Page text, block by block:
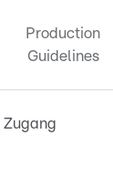
Production
Guidelines
Zugang